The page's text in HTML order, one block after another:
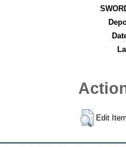
Edit Item